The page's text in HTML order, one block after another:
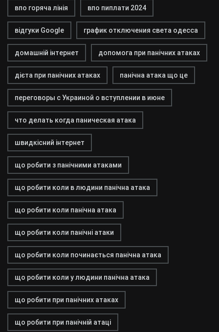
впо горяча лінія впо пиплати 2024
відгуки Google график отключения света одесса
домашній інтернет допомога при панічних атаках
дієта при панічних атаках панічна атака що це
переговоры с Украиной о вступлении в июне
что делать когда паническая атака
швидкісний інтернет
що робити з панічними атаками
що робити коли в людини панічна атака
що робити коли панічна атака
що робити коли панічні атаки
що робити коли починається панічна атака
що робити коли у людини панічна атака
що робити при панічних атаках
що робити при панічній атаці